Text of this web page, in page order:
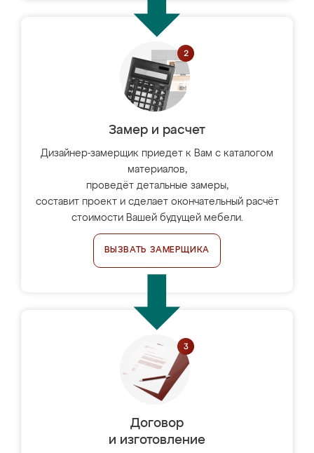
Замер и расчет
Дизайнер-замерщик приедет к Вам с каталогом
материалов,
проведёт детальные замеры,
составит проект и сделает окончательный расчёт
стоимости Вашей будущей мебели.
ВЫЗВАТЬ ЗАМЕРЩИКА
Договор
и изготовление